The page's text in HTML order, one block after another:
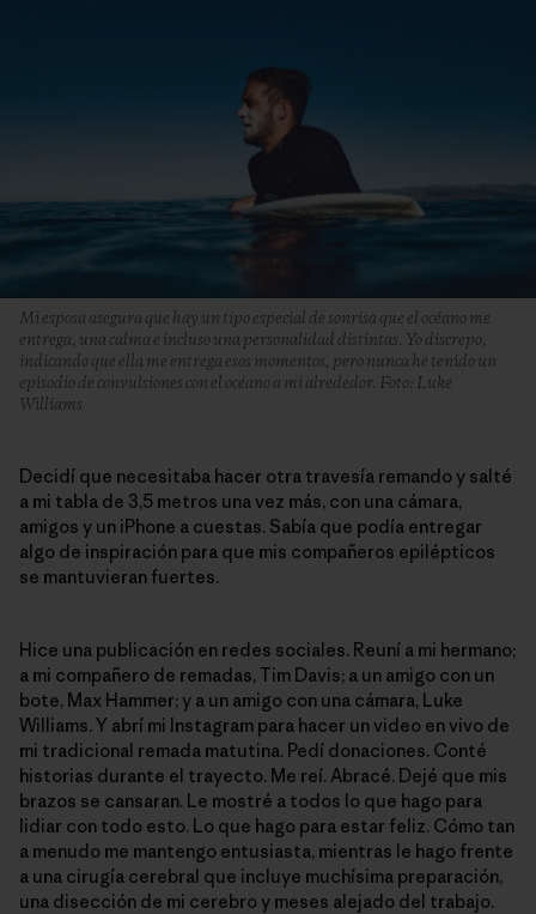
Mi esposa asegura que hay un tipo especial de sonrisa que el océano me
entrega, una calma e incluso una personalidad distintas. Yo discrepo,
indicando que ella me entrega esos momentos, pero nunca he tenido un
episodio de convulsiones con el océano a mi alrededor. Foto: Luke
Williams
Decidí que necesitaba hacer otra travesía remando y salté
a mi tabla de 3,5 metros una vez más, con una cámara,
amigos y un iPhone a cuestas. Sabía que podía entregar
algo de inspiración para que mis compañeros epilépticos
se mantuvieran fuertes.
Hice una publicación en redes sociales. Reuní a mi hermano;
a mi compañero de remadas, Tim Davis; a un amigo con un
bote, Max Hammer; y a un amigo con una cámara, Luke
Williams. Y abrí mi Instagram para hacer un video en vivo de
mi tradicional remada matutina. Pedí donaciones. Conté
historias durante el trayecto. Me reí. Abracé. Dejé que mis
brazos se cansaran. Le mostré a todos lo que hago para
lidiar con todo esto. Lo que hago para estar feliz. Cómo tan
a menudo me mantengo entusiasta, mientras le hago frente
a una cirugía cerebral que incluye muchísima preparación,
una disección de mi cerebro y meses alejado del trabajo.